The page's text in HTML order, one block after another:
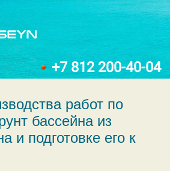
+7 812 200-40-04
работ по
бассейна из
и подготовке его к